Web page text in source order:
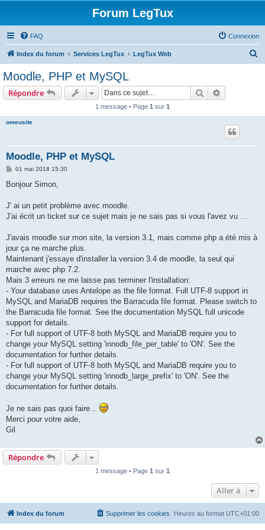
Forum LegTux
FAQ Connexion
Index du forum Services LegTux LegTux Web
Moodle, PHP et MySQL
Répondre Rechercher
1 message • Page 1 sur 1
omeusite
Moodle, PHP et MySQL
M
s
g
01 mai 2018 15:30
Bonjour Simon,
J' ai un petit problème avec moodle.
J'ai écrit un ticket sur ce sujet mais je ne sais pas si vous l'avez vu ...
J'avais moodle sur mon site, la version 3.1, mais comme php a été mis à
jour ça ne marche plus.
Maintenant j'essaye d'installer la version 3.4 de moodle, la seul qui
marche avec php 7.2.
Mais 3 erreurs ne me laisse pas terminer l'installation:
- Your database uses Antelope as the file format. Full UTF-8 support in
MySQL and MariaDB requires the Barracuda file format. Please switch to
the Barracuda file format. See the documentation MySQL full unicode
support for details.
- For full support of UTF-8 both MySQL and MariaDB require you to
change your MySQL setting 'innodb_file_per_table' to 'ON'. See the
documentation for further details.
- For full support of UTF-8 both MySQL and MariaDB require you to
change your MySQL setting 'innodb_large_prefix' to 'ON'. See the
documentation for further details.
Je ne sais pas quoi faire ..
Merci pour votre aide,
Gil
Répondre
1 message • Page 1 sur 1
Aller à
Index du forum Heures au format UTC+01:00
Supprimer les cookies